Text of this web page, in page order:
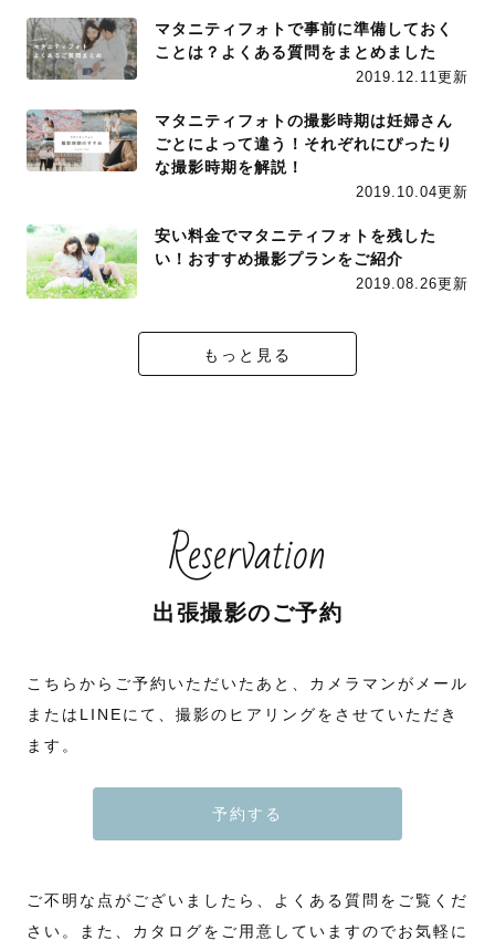
マタニティフォトで事前に準備しておく
ことは？よくある質問をまとめました
2019.12.11更新
マタニティフォトの撮影時期は妊婦さん
ごとによって違う！それぞれにぴったり
な撮影時期を解説！
2019.10.04更新
安い料金でマタニティフォトを残した
い！おすすめ撮影プランをご紹介
2019.08.26更新
もっと見る
Reservation
出張撮影のご予約
こちらからご予約いただいたあと、カメラマンがメール
またはLINEにて、撮影のヒアリングをさせていただき
ます。
予約する
ご不明な点がございましたら、よくある質問をご覧くだ
さい。また、カタログをご用意していますのでお気軽に